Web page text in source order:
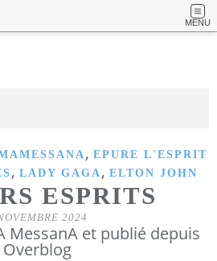
MENU
, EPURE L'ESPRIT
, LADY GAGA , ELTON JOHN
ESPRITS
2024
MessanA et publié depuis
Overblog